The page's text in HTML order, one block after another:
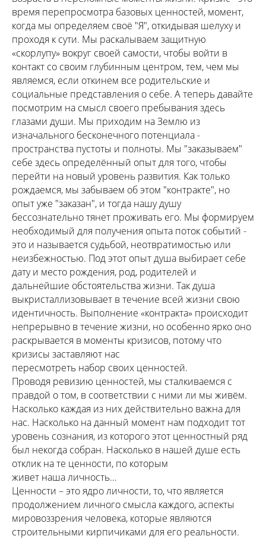
время перепросмотра базовых ценностей, момент,
когда мы определяем своё "Я", откидывая шелуху и
проходя к сути. Мы раскалываем защитную
«скорлупу» вокруг своей самости, чтобы войти в
контакт со своим глубинным центром, тем, чем мы
являемся, если откинем все родительские и
социальные представления о себе. А теперь давайте
посмотрим на смысл своего пребывания здесь
глазами души. Мы приходим на Землю из
изначального бесконечного потенциала -
пространства пустоты и полноты. Мы "заказываем"
себе здесь определённый опыт для того, чтобы
перейти на новый уровень развития. Как только
рождаемся, мы забываем об этом "контракте", но
опыт уже "заказан", и тогда нашу душу
бессознательно тянет проживать его. Мы формируем
необходимый для получения опыта поток событий -
это и называется судьбой, неотвратимостью или
неизбежностью. Под этот опыт душа выбирает себе
дату и место рождения, род, родителей и
дальнейшие обстоятельства жизни. Так душа
выкристаллизовывает в течение всей жизни свою
идентичность. Выполнение «контракта» происходит
непрерывно в течение жизни, но особенно ярко оно
раскрывается в моменты кризисов, потому что
кризисы заставляют нас
пересмотреть набор своих ценностей.
Проводя ревизию ценностей, мы сталкиваемся с
правдой о том, в соответствии с ними ли мы живём.
Насколько каждая из них действительно важна для
нас. Насколько на данный момент нам подходит тот
уровень сознания, из которого этот ценностный ряд
был некогда собран. Насколько в нашей душе есть
отклик на те ценности, по которым
живет наша личность…
Ценности – это ядро личности, то, что является
продолжением личного смысла каждого, аспекты
мировоззрения человека, которые являются
строительными кирпичиками для его реальности.